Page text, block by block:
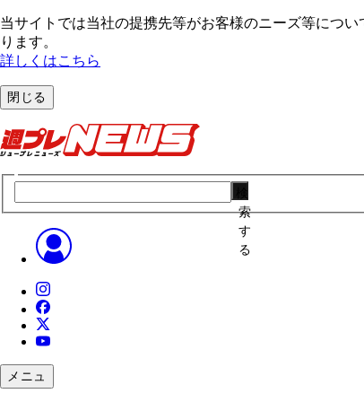
当サイトでは当社の提携先等がお客様のニーズ等につ
ります。
詳しくはこちら
閉じる
索
す
る
メニュ